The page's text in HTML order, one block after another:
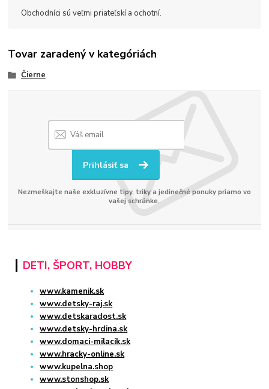
Obchodníci sú veľmi priateľskí a ochotní.
Tovar zaradený v kategóriách
Čierne
Prihlásiť sa
Nezmeškajte naše exkluzívne tipy, triky a jedinečné ponuky priamo vo
vašej schránke.
DETI, ŠPORT, HOBBY
www.kamenik.sk
www.detsky-raj.sk
www.detskaradost.sk
www.detsky-hrdina.sk
www.domaci-milacik.sk
www.hracky-online.sk
www.kupelna.shop
www.stonshop.sk